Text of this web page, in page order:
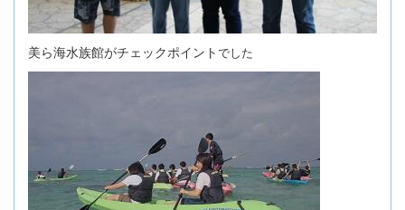
美ら海水族館がチェックポイント でした